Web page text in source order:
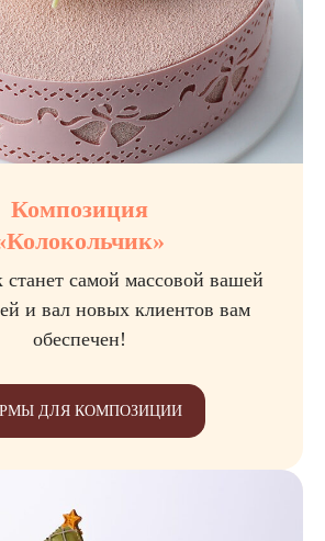
Композиция
станет самой массовой вашей
и вал новых клиентов вам
обеспечен!
ДЛЯ КОМПОЗИЦИИ